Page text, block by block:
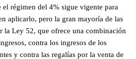
régimen del 4% sigue vigente para
aplicarlo, pero la gran mayoría de las
la Ley 52, que ofrece una combinación
contra los ingresos de los
y contra las regalías por la venta de